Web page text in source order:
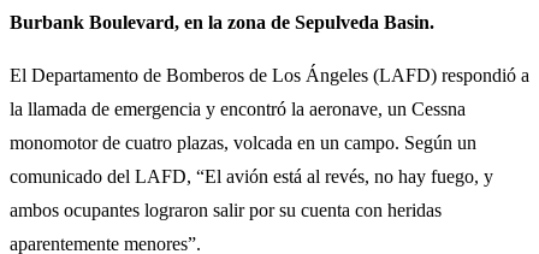
Burbank Boulevard, en la zona de Sepulveda Basin.
El Departamento de Bomberos de Los Ángeles (LAFD) respondió a
la llamada de emergencia y encontró la aeronave, un Cessna
monomotor de cuatro plazas, volcada en un campo. Según un
comunicado del LAFD, “El avión está al revés, no hay fuego, y
ambos ocupantes lograron salir por su cuenta con heridas
aparentemente menores”.